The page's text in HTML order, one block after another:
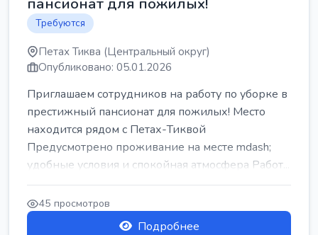
Требуются
Петах Тиква (Центральный округ)
Опубликовано: 05.01.2026
Приглашаем сотрудников на работу по уборке в
престижный пансионат для пожилых! Место
находится рядом с Петах-Тиквой
Предусмотрено проживание на месте mdash;
удобные условия и спокойная атмосфера Работ...
45 просмотров
Подробнее